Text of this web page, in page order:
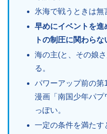
氷海で戦うときは無
早めにイベントを進
トの制圧に関わらな
海の主(と、その娘
る。
パワーアップ前の第
漫画「南国少年パプ
っぽい。
一定の条件を満た